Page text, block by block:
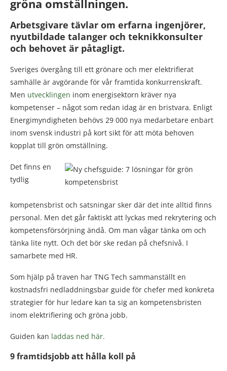
gröna omställningen.
Arbetsgivare tävlar om erfarna ingenjörer,
nyutbildade talanger och teknikkonsulter
och behovet är påtagligt.
Sveriges övergång till ett grönare och mer elektrifierat
samhälle är avgörande för vår framtida konkurrenskraft.
Men utvecklingen inom energisektorn kräver nya
kompetenser – något som redan idag är en bristvara. Enligt
Energimyndigheten behövs 29 000 nya medarbetare enbart
inom svensk industri på kort sikt för att möta behoven
kopplat till grön omställning.
Det finns en
tydlig
kompetensbrist och satsningar sker där det inte alltid finns
personal. Men det går faktiskt att lyckas med rekrytering och
kompetensförsörjning ändå. Om man vågar tänka om och
tänka lite nytt. Och det bör ske redan på chefsnivå. I
samarbete med HR.
Som hjälp på traven har TNG Tech sammanställt en
kostnadsfri nedladdningsbar guide för chefer med konkreta
strategier för hur ledare kan ta sig an kompetensbristen
inom elektrifiering och gröna jobb.
Guiden kan laddas ned här.
9 framtidsjobb att hålla koll på